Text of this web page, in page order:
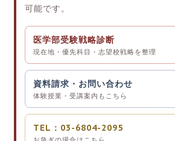
可能です。
医学部受験戦略診断
現在地・優先科目・志望校戦略を整理
資料請求・お問い合わせ
体験授業・受講案内もこちら
TEL：03-6804-2095